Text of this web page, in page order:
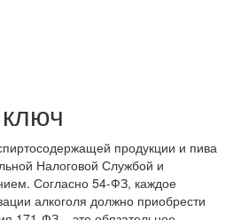
продукции и пива
Налоговой Службой и
Согласно 54-ФЗ, каждое
алкоголя должно приобрести